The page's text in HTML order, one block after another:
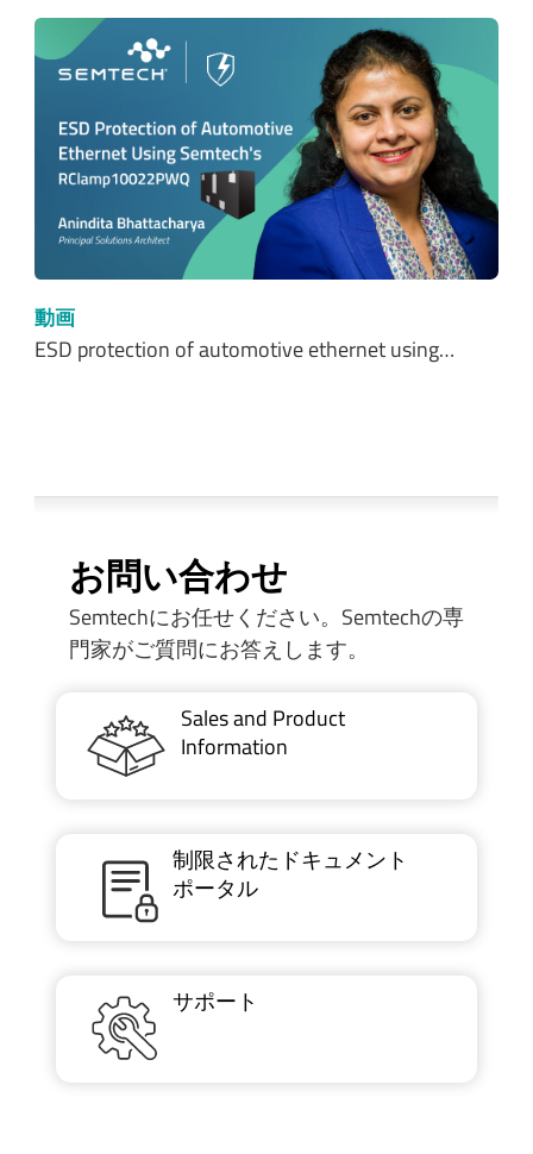
動画
ESD protection of automotive ethernet using…
お問い合わせ
Semtechにお任せください。Semtechの専
門家がご質問にお答えします。
Sales and Product
Information
制限されたドキュメント
ポータル
サポート